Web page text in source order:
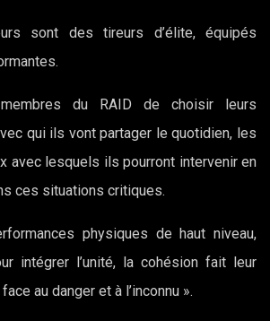
sont des tireurs d’élite, équipés
du RAID de choisir leurs
qui ils vont partager le quotidien, les
avec lesquels ils pourront intervenir en
ces situations critiques.
physiques de haut niveau,
intégrer l’unité, la cohésion fait leur
au danger et à l’inconnu ».